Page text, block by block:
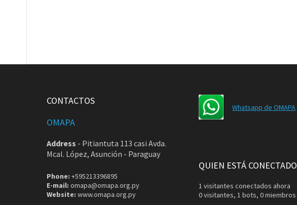
CONTACTOS
OMAPA
Address - Pitiantuta 113 casi Avda.
Mcal. López, Asunción - Paraguay
Phone: +595213396895
E-mail: omapa@omapa.org.py
Website: www.omapa.org.py
Whatsapp de OMAPA
QUIEN ESTÁ CONECTADO
1 visitantes conectados ahora
0 visitantes, 1 bots, 0 miembros